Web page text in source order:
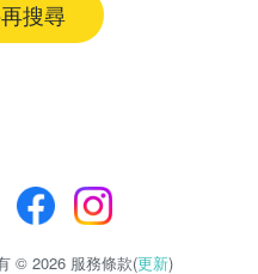
搜尋
© 2026 服務條款(更新)